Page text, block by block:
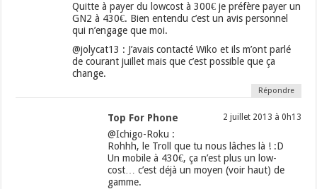
Quitte à payer du lowcost à 300€ je préfère payer un
GN2 à 430€. Bien entendu c’est un avis personnel
qui n’engage que moi.
@jolycat13 : J’avais contacté Wiko et ils m’ont parlé
de courant juillet mais que c’est possible que ça
change.
Répondre
Top For Phone 2 juillet 2013 à 0h13
@Ichigo-Roku :
Rohhh, le Troll que tu nous lâches là ! :D
Un mobile à 430€, ça n’est plus un low-
cost… c’est déjà un moyen (voir haut) de
gamme.